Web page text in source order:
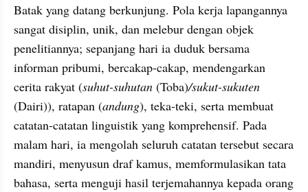
Batak yang datang berkunjung. Pola kerja lapangannya
sangat disiplin, unik, dan melebur dengan objek
penelitiannya; sepanjang hari ia duduk bersama
informan pribumi, bercakap-cakap, mendengarkan
cerita rakyat (suhut-suhutan (Toba)
(Dairi)), ratapan (andung), teka-teki, serta membuat
catatan-catatan linguistik yang komprehensif. Pada
malam hari, ia mengolah seluruh catatan tersebut secara
mandiri, menyusun draf kamus, memformulasikan tata
bahasa, serta menguji hasil terjemahannya kepada orang